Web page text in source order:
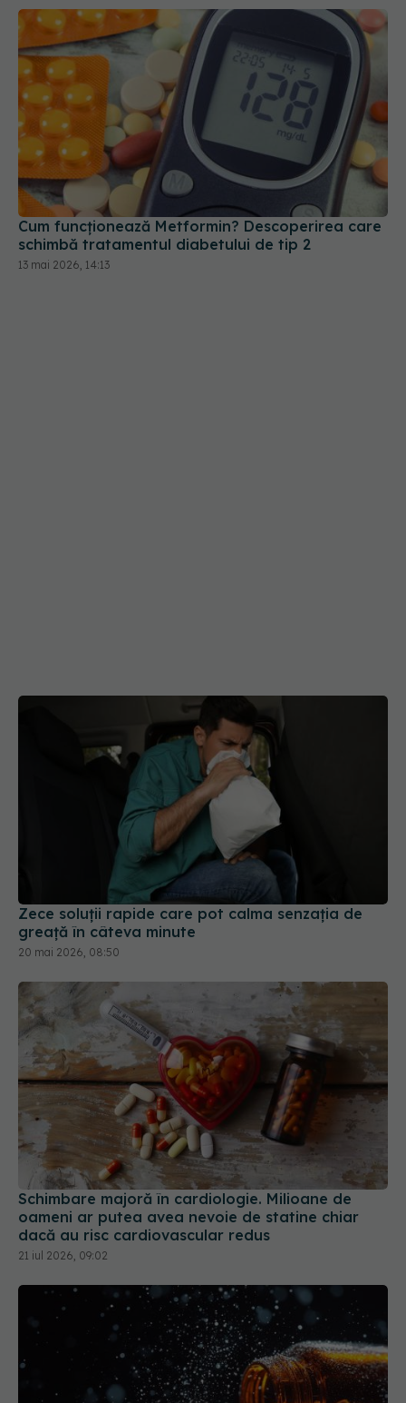
Cum funcționează Metformin? Descoperirea care
schimbă tratamentul diabetului de tip 2
13 mai 2026, 14:13
Zece soluții rapide care pot calma senzația de
greață în câteva minute
20 mai 2026, 08:50
Schimbare majoră în cardiologie. Milioane de
oameni ar putea avea nevoie de statine chiar
dacă au risc cardiovascular redus
21 iul 2026, 09:02